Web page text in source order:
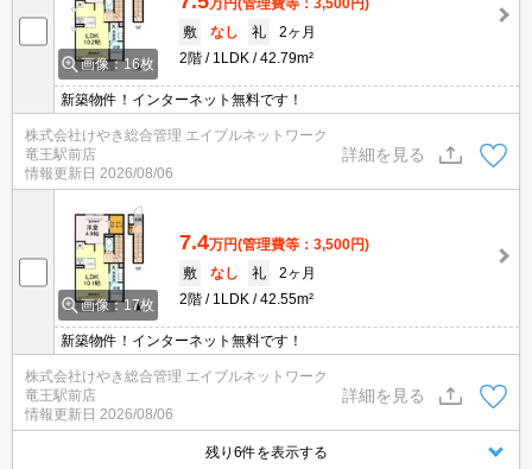
画像：16枚
万円(管理費等：3,500円)
敷
なし 礼
2ヶ月
2階
1LDK 42.79m²
新築物件！インターネット無料です！
株式会社けやき総合管理 エイブルネットワーク
竜王駅前店
情報更新日 2026/08/06
詳細を見る
画像：17枚
7.4万円(管理費等：3,500円)
敷
なし 礼
2ヶ月
2階
1LDK 42.55m²
新築物件！インターネット無料です！
株式会社けやき総合管理 エイブルネットワーク
竜王駅前店
情報更新日 2026/08/06
詳細を見る
残り6件を表示する